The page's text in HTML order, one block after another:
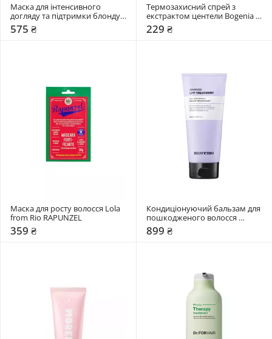
Маска для інтенсивного
догляду та підтримки блонду з
молочною кислотою NEQI
Treatment Treasure Blond
575 ₴
Термозахисний спрей з
екстрактом центели Bogenia
Centella
229 ₴
Маска для росту волосся Lola
from Rio RAPUNZEL
359 ₴
Кондиціонуючий бальзам для
пошкодженого волосся
MOREMO Advanced LPP
Treatment High Performance
899 ₴